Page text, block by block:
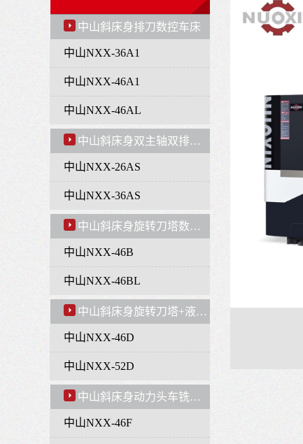
中山斜床身排刀数控车床
中山NXX-36A1
中山NXX-46A1
中山NXX-46AL
中山斜床身双主轴双排刀数控车床
中山NXX-26AS
中山NXX-36AS
中山斜床身旋转刀塔数控车床
中山NXX-46B
中山NXX-46BL
中山斜床身旋转刀塔+液压尾顶数控车床
中山NXX-46D
中山NXX-52D
中山斜床身动力头车铣复合数控机床
中山NXX-46F